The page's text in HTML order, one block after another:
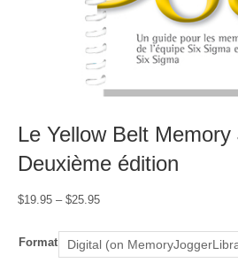
Le Yellow Belt Memory
Deuxième édition
$19.95 – $25.95Price
$19.95
through
Format